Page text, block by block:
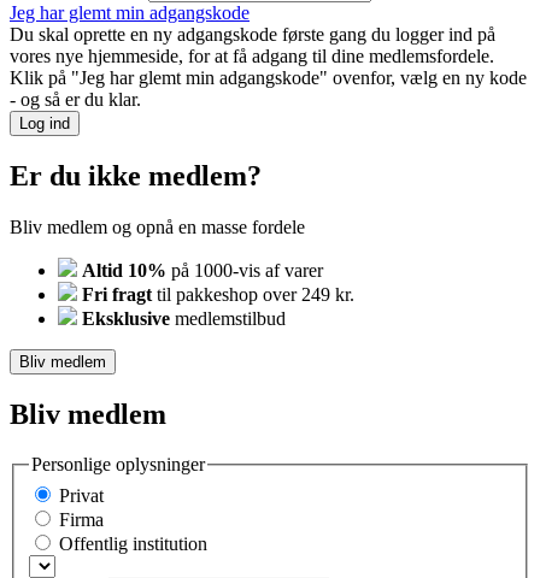
Jeg har glemt min adgangskode
Du skal oprette en ny adgangskode første gang du logger ind på
vores nye hjemmeside, for at få adgang til dine medlemsfordele.
Klik på "Jeg har glemt min adgangskode" ovenfor, vælg en ny kode
- og så er du klar.
Log ind
Er du ikke medlem?
Bliv medlem og opnå en masse fordele
Altid 10% på 1000-vis af varer
Fri fragt til pakkeshop over 249 kr.
Eksklusive medlemstilbud
Bliv medlem
Bliv medlem
Personlige oplysninger
Privat
Firma
Offentlig institution